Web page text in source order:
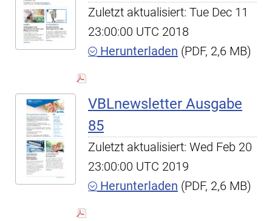
Zuletzt aktualisiert: Tue Dec 11
23:00:00 UTC 2018
Herunterladen (PDF, 2,6 MB)
VBLnewsletter Ausgabe
85
Zuletzt aktualisiert: Wed Feb 20
23:00:00 UTC 2019
Herunterladen (PDF, 2,6 MB)